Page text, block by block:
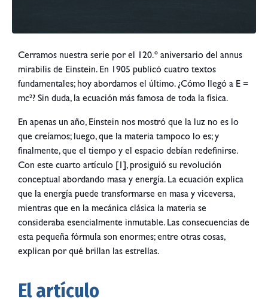
Cerramos nuestra serie por el 120.º aniversario del annus
mirabilis de Einstein. En 1905 publicó cuatro textos
fundamentales; hoy abordamos el último. ¿Cómo llegó a E =
mc²? Sin duda, la ecuación más famosa de toda la física.
En apenas un año, Einstein nos mostró que la luz no es lo
que creíamos; luego, que la materia tampoco lo es; y
finalmente, que el tiempo y el espacio debían redefinirse.
Con este cuarto artículo [1], prosiguió su revolución
conceptual abordando masa y energía. La ecuación explica
que la energía puede transformarse en masa y viceversa,
mientras que en la mecánica clásica la materia se
consideraba esencialmente inmutable. Las consecuencias de
esta pequeña fórmula son enormes; entre otras cosas,
explican por qué brillan las estrellas.
El artículo